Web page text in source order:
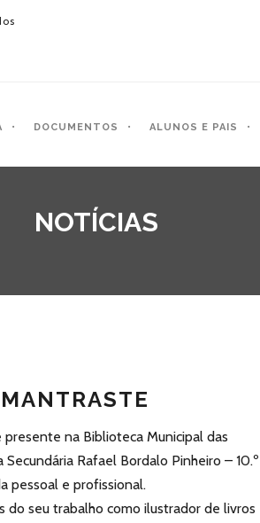
DOCUMENTOS ALUNOS E PAIS
NOTÍCIAS
na Biblioteca Municipal das
Rafael Bordalo Pinheiro – 10.º
pessoal e profissional.
seu trabalho como ilustrador de livros